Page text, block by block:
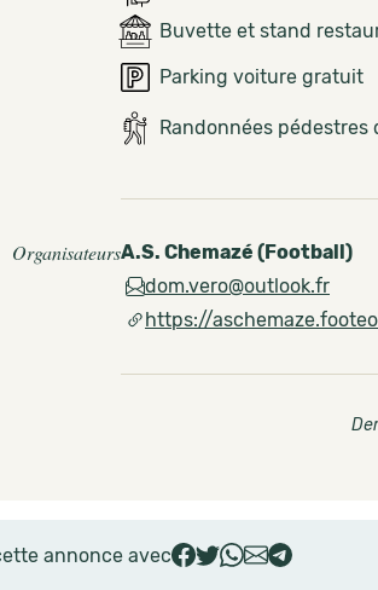
Buvette et stand
Parking voiture gratuit
Randonnées
OrganisateursA.S. Chemazé (Football)
dom.vero@outlook.fr
https://
annonce avec